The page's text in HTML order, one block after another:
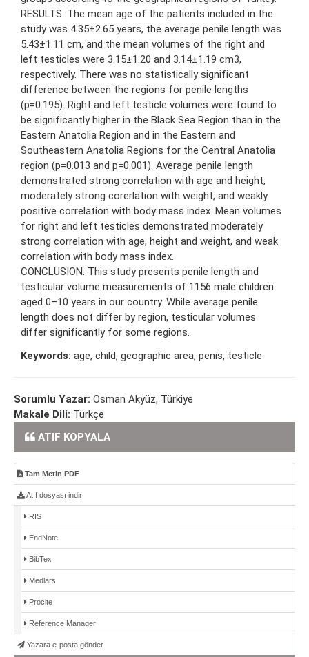
RESULTS: The mean age of the patients included in the
study was 4.35±2.65 years, the average penile length was
5.43±1.11 cm, and the mean volumes of the right and
left testicles were 3.15±1.20 and 3.14±1.19 cm3,
respectively. There was no statistically significant
difference between the regions for penile lengths
(p=0.195). Right and left testicle volumes were found to
be significantly higher in the Black Sea Region than in the
Eastern Anatolia Region and in the Eastern and
Southeastern Anatolia Regions for the Central Anatolia
region (p=0.013 and p=0.001). Average penile length
demonstrated strong correlation with age and height,
moderately strong corerlation with weight, and weakly
positive correlation with body mass index. Mean volumes
for right and left testicles demonstrated moderately
strong correlation with age, height and weight, and weak
correlation with body mass index.
CONCLUSION: This study presents penile length and
testicular volume measurements of 1156 male children
aged 0–10 years in our country. While average penile
length does not differ by region, testicular volumes
differ significantly for some regions.
Keywords: age, child, geographic area, penis, testicle
Sorumlu Yazar: Osman Akyüz, Türkiye
Makale Dili: Türkçe
ATIF KOPYALA
Tam Metin PDF
Atıf dosyası indir
RIS
EndNote
BibTex
Medlars
Procite
Reference Manager
Yazara e-posta gönder